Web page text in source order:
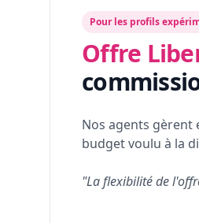
Pour les profils
Offre
Nos agents
budget voulu à la
"La flexibilité de